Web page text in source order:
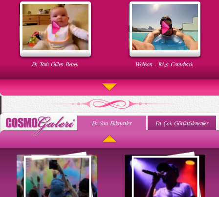
En Tatlı Gülen Bebek Wolfson - Ibiza Comeback
Uyuyan Bebeğe Gangnam Dinletilirse Ne Olur
En Son Eklenenler En Çok Görüntülenenler